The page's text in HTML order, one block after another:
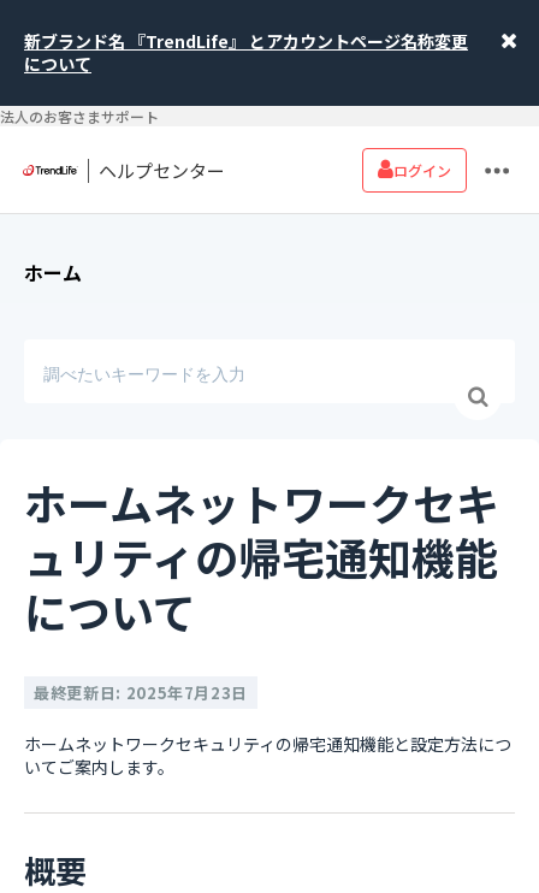
新ブランド名 『TrendLife』 とアカウントページ名称変更
について
法人のお客さまサポート
ヘルプセンター ログイン
ホーム
ホームネットワークセキ
ュリティの帰宅通知機能
について
最終更新日: 2025年7月23日
ホームネットワークセキュリティの帰宅通知機能と設定方法につ
いてご案内します。
概要